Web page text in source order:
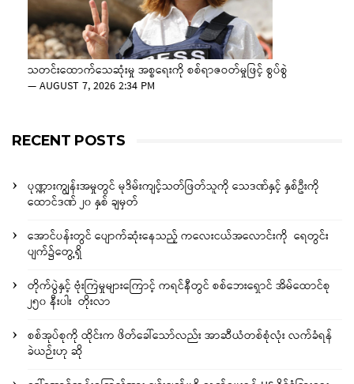
သတင်းထောက်သေဆုံးမှု အစ္စရေးကို စစ်ရာဇဝတ်မှုဖြင့် စွပ်စွဲ
—AUGUST 7, 2026 2:34 PM
RECENT POSTS
ပုဏ္ဏားကျွန်းအမှုတွင် မုဒိမ်းကျင့်သတ်ဖြတ်သူကို သေဒဏ်နှင့် နှစ်ဦးကို
ထောင်ဒဏ် ၂၀ နှစ် ချမှတ်
အောင်ပန်းတွင် ပျောက်ဆုံးနေသည့် ကလေးငယ်အလောင်းကို ရေတွင်း
ပျက်၌တွေ့ရှိ
တိုက်ပွဲနှင့် ဗုံးကြဲမှုများကြောင့် ကရင်နီတွင် စစ်ဘေးရှောင် အိမ်ထောင်စု
၂၅၀ နီးပါး တိုးလာ
စစ်အုပ်စုကို ထိုင်းက ဖိတ်ခေါ်သော်လည်း အာဆီယံတစ်စုံလုံး လက်ခံရန်
ခဲယဉ်းဟု ဆို